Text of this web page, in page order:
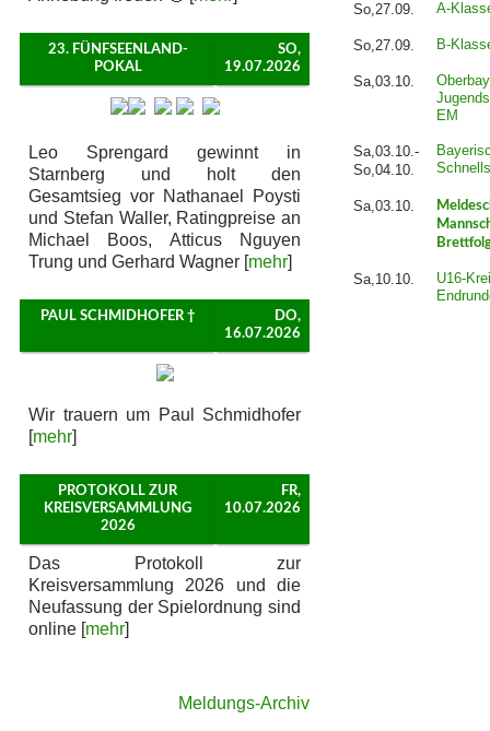
23. FÜNFSEENLAND-
POKAL
SO,
19.07.2026
Leo Sprengard gewinnt in
Starnberg und holt den
Gesamtsieg vor Nathanael Poysti
und Stefan Waller, Ratingpreise an
Michael Boos, Atticus Nguyen
Trung und Gerhard Wagner [mehr]
PAUL SCHMIDHOFER †
DO,
16.07.2026
Wir trauern um Paul Schmidhofer
[mehr]
PROTOKOLL ZUR
KREISVERSAMMLUNG
2026
FR,
10.07.2026
Das Protokoll zur
Kreisversammlung 2026 und die
Neufassung der Spielordnung sind
online [mehr]
Meldungs-Archiv
So,27.09. A-
So,27.09. B-
Sa,03.10.
EM
Sa,03.10.-
So,04.10.
Sa,03.10.
Sa,10.10.
U16-